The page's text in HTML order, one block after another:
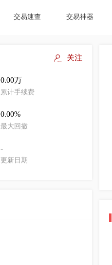
交易速查 交易神器
关注
0.00万
累计手续费
0.00%
最大回撤
-
更新日期